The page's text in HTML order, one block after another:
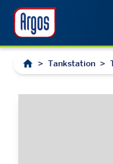
> Tankstation >